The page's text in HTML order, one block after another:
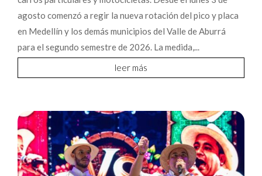
agosto comenzó a regir la nueva rotación del pico y placa
en Medellín y los demás municipios del Valle de Aburrá
para el segundo semestre de 2026. La medida,...
leer más